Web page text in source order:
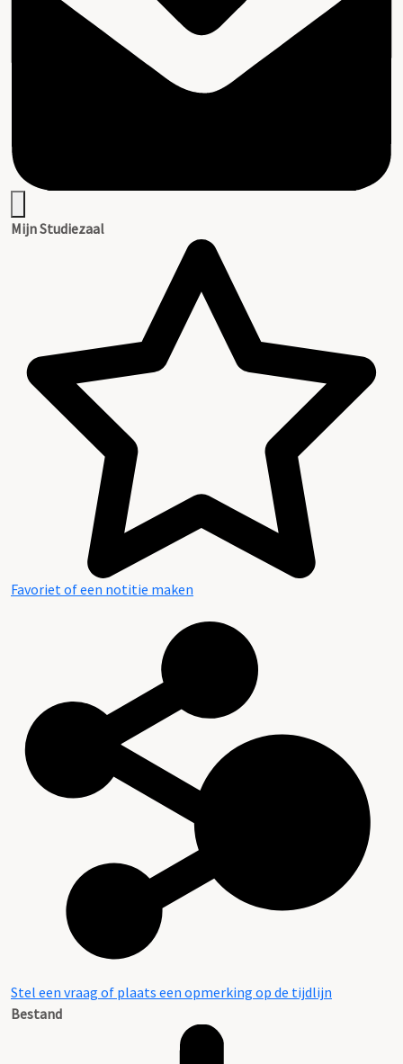
Mijn Studiezaal
Favoriet of een notitie maken
Stel een vraag of plaats een opmerking op de tijdlijn
Bestand